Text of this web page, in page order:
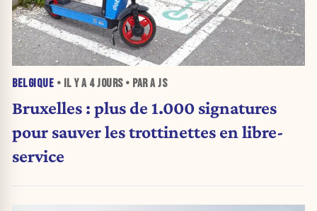
BELGIQUE • IL Y A 4 JOURS• PAR A JS
Bruxelles : plus de 1.000 signatures
pour sauver les trottinettes en libre-
service